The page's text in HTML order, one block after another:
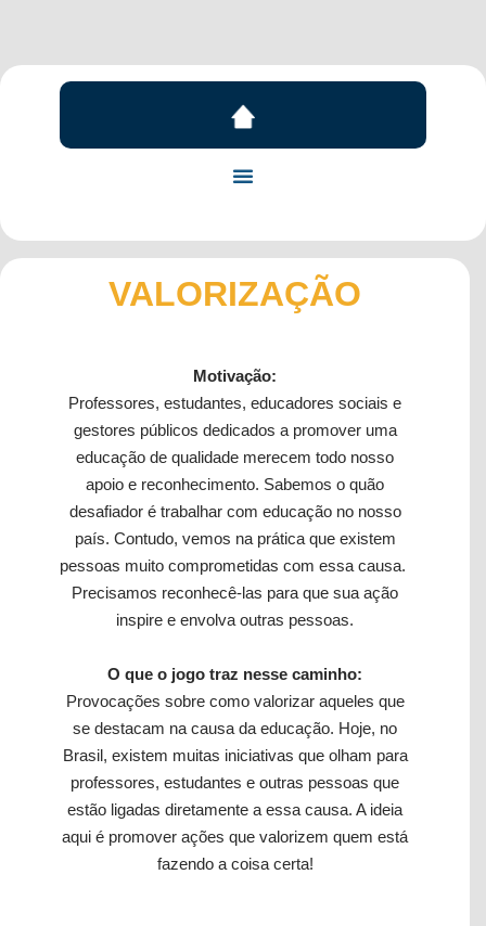
VALORIZAÇÃO
Motivação:
Professores, estudantes, educadores sociais e
gestores públicos dedicados a promover uma
educação de qualidade merecem todo nosso
apoio e reconhecimento. Sabemos o quão
desafiador é trabalhar com educação no nosso
país. Contudo, vemos na prática que existem
pessoas muito comprometidas com essa causa.
Precisamos reconhecê-las para que sua ação
inspire e envolva outras pessoas.
O que o jogo traz nesse caminho:
Provocações sobre como valorizar aqueles que
se destacam na causa da educação. Hoje, no
Brasil, existem muitas iniciativas que olham para
professores, estudantes e outras pessoas que
estão ligadas diretamente a essa causa. A ideia
aqui é promover ações que valorizem quem está
fazendo a coisa certa!